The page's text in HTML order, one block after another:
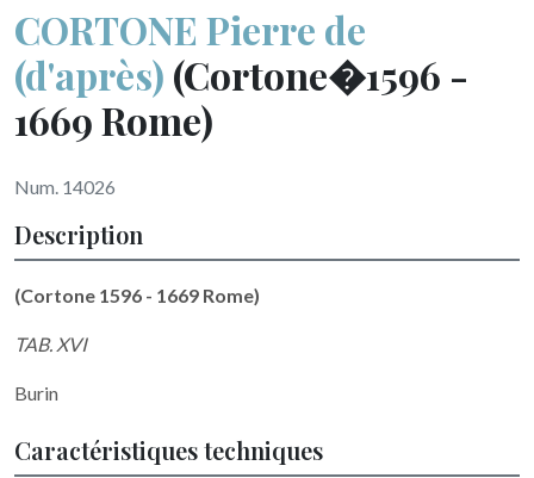
CORTONE Pierre de
(d'après) (Cortone�1596 -
1669 Rome)
Num. 14026
Description
(Cortone 1596 - 1669 Rome)
TAB. XVI
Burin
Caractéristiques techniques